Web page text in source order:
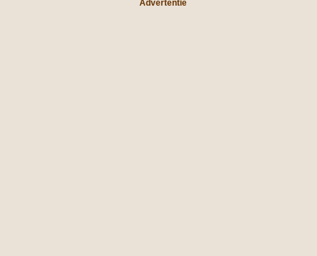
Advertentie